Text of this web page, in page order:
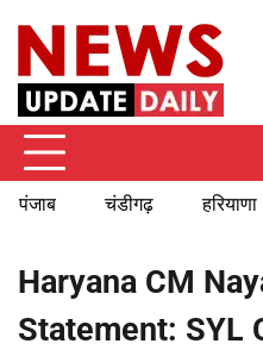
content
पंजाब चंडीगढ़ हरियाणा
Haryana CM
Statement: SYL